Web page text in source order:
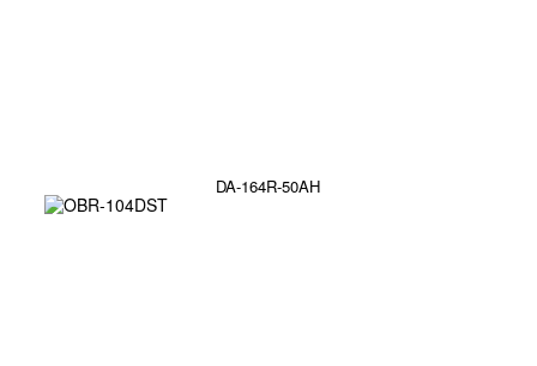
DA-164R-50AH